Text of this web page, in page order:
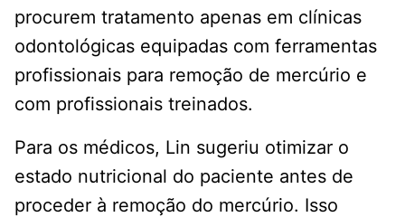
procurem tratamento apenas em clínicas
odontológicas equipadas com ferramentas
profissionais para remoção de mercúrio e
com profissionais treinados.
Para os médicos, Lin sugeriu otimizar o
estado nutricional do paciente antes de
proceder à remoção do mercúrio. Isso